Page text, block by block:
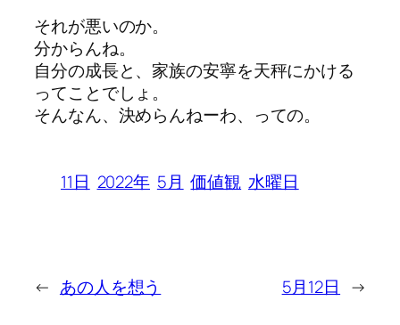
それが悪いのか。
分からんね。
自分の成長と、家族の安寧を天秤にかける
ってことでしょ。
そんなん、決めらんねーわ、っての。
11日 2022年 5月 価値観 水曜日
← あの人を想う 5月12日 →